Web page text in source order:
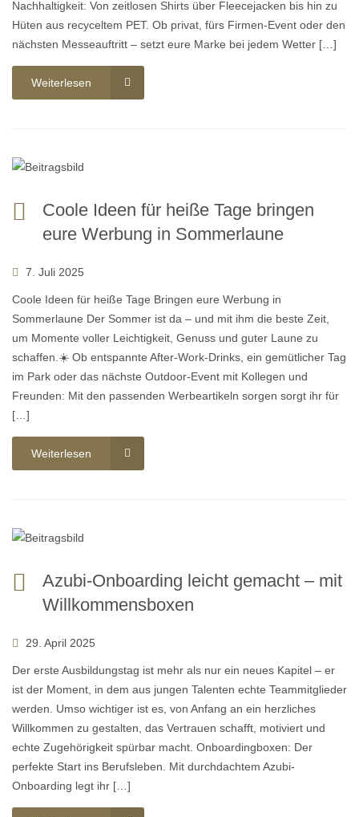
Nachhaltigkeit: Von zeitlosen Shirts über Fleecejacken bis hin zu
Hüten aus recyceltem PET. Ob privat, fürs Firmen-Event oder den
nächsten Messeauftritt – setzt eure Marke bei jedem Wetter […]
Weiterlesen
Coole Ideen für heiße Tage bringen
eure Werbung in Sommerlaune
7. Juli 2025
Coole Ideen für heiße Tage Bringen eure Werbung in
Sommerlaune Der Sommer ist da – und mit ihm die beste Zeit,
um Momente voller Leichtigkeit, Genuss und guter Laune zu
schaffen.☀️ Ob entspannte After-Work-Drinks, ein gemütlicher Tag
im Park oder das nächste Outdoor-Event mit Kollegen und
Freunden: Mit den passenden Werbeartikeln sorgen sorgt ihr für
[…]
Weiterlesen
Azubi-Onboarding leicht gemacht – mit
Willkommensboxen
29. April 2025
Der erste Ausbildungstag ist mehr als nur ein neues Kapitel – er
ist der Moment, in dem aus jungen Talenten echte Teammitglieder
werden. Umso wichtiger ist es, von Anfang an ein herzliches
Willkommen zu gestalten, das Vertrauen schafft, motiviert und
echte Zugehörigkeit spürbar macht. Onboardingboxen: Der
perfekte Start ins Berufsleben. Mit durchdachtem Azubi-
Onboarding legt ihr […]